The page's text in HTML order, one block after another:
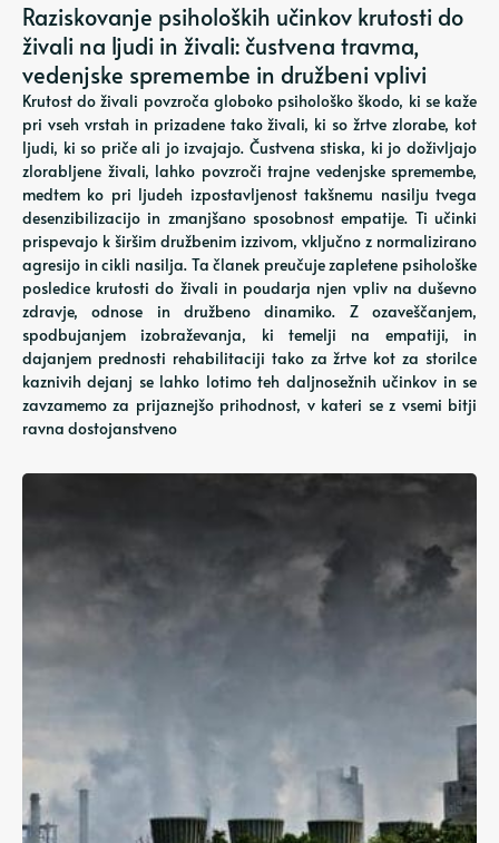
Raziskovanje psiholoških učinkov krutosti do
živali na ljudi in živali: čustvena travma,
vedenjske spremembe in družbeni vplivi
Krutost do živali povzroča globoko psihološko škodo, ki se kaže
pri vseh vrstah in prizadene tako živali, ki so žrtve zlorabe, kot
ljudi, ki so priče ali jo izvajajo. Čustvena stiska, ki jo doživljajo
zlorabljene živali, lahko povzroči trajne vedenjske spremembe,
medtem ko pri ljudeh izpostavljenost takšnemu nasilju tvega
desenzibilizacijo in zmanjšano sposobnost empatije. Ti učinki
prispevajo k širšim družbenim izzivom, vključno z normalizirano
agresijo in cikli nasilja. Ta članek preučuje zapletene psihološke
posledice krutosti do živali in poudarja njen vpliv na duševno
zdravje, odnose in družbeno dinamiko. Z ozaveščanjem,
spodbujanjem izobraževanja, ki temelji na empatiji, in
dajanjem prednosti rehabilitaciji tako za žrtve kot za storilce
kaznivih dejanj se lahko lotimo teh daljnosežnih učinkov in se
zavzamemo za prijaznejšo prihodnost, v kateri se z vsemi bitji
ravna dostojanstveno